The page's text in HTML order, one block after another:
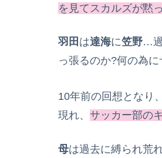
を見てスカルズが黙
羽田 は達海に笠野…
っ張るのか?何の為に
10年前の回想となり、
現れ、 サッカー部の
母は過去に縛られ荒